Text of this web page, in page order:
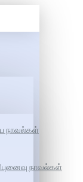
நாவல்கள்
நாவல்கள்